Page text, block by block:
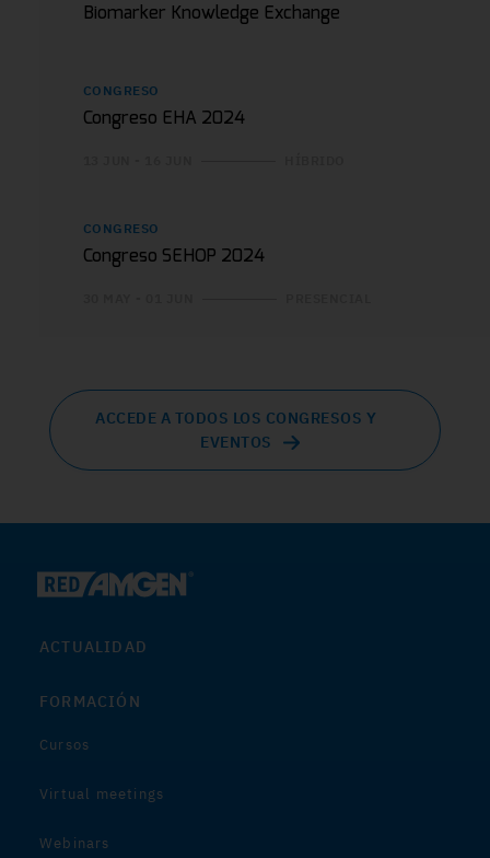
Biomarker Knowledge Exchange
CONGRESO
Congreso EHA 2024
CONGRESO
Congreso SEHOP 2024
ACCEDE A TODOS LOS CONGRESOS Y
EVENTOS
ACTUALIDAD
FORMACIÓN
Cursos
Virtual meetings
Webinars